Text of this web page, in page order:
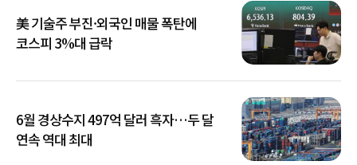
美 기술주 부진·외국인 매물 폭탄에
코스피 3%대 급락
6월 경상수지 497억 달러 흑자…두 달
연속 역대 최대